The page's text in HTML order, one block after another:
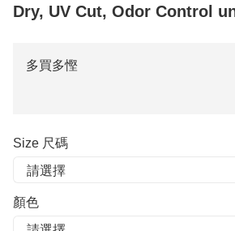
Dry, UV Cut, Odor Control
多買多慳
Size 尺碼
顏色